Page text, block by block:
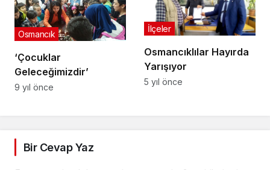
‘Çocuklar
Geleceğimizdir’
Osmancık
9 yıl önce
Osmancıklılar Hayırda
Yarışıyor
İlçeler
5 yıl önce
Bir Cevap Yaz